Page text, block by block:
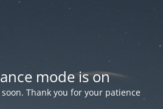
mode is on
Thank you for your patience!